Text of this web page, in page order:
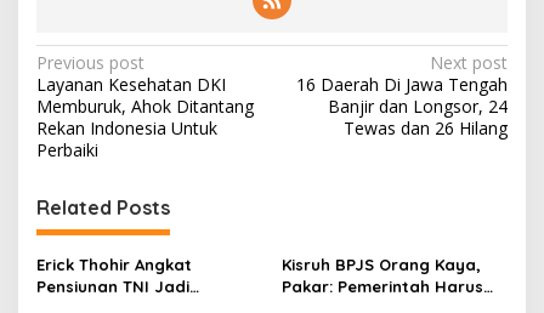
P
o
s
n
a
v
Previous post
Layanan Kesehatan DKI
Memburuk, Ahok Ditantang
Rekan Indonesia Untuk
Perbaiki
Next post
16 Daerah Di Jawa Tengah
Banjir dan Longsor, 24
Tewas dan 26 Hilang
Related Posts
Erick Thohir Angkat
Pensiunan TNI Jadi
Kisruh BPJS Orang Kaya,
Pakar: Pemerintah Harus